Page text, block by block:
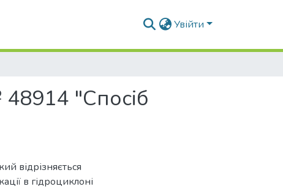
Увійти
"Спосіб
відрізняється
в гідроциклоні